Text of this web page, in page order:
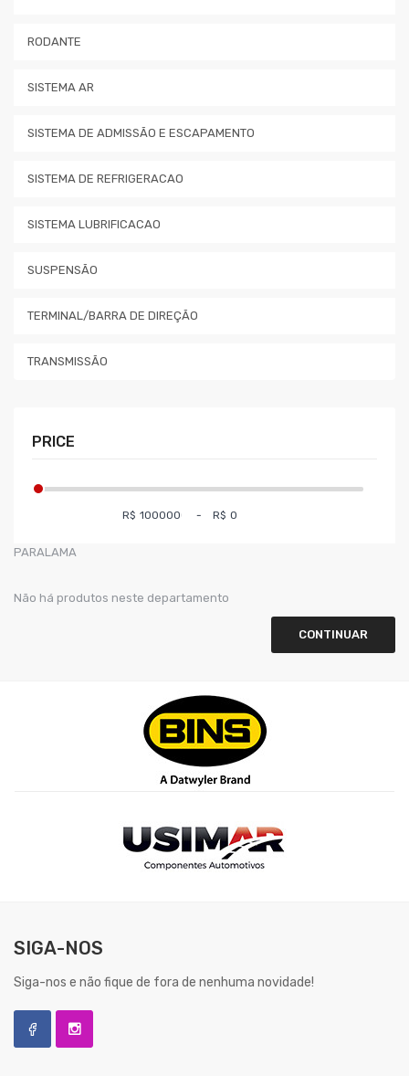
PRICE
R$ - R$
RODANTE
SISTEMA AR
SISTEMA DE ADMISSÃO E ESCAPAMENTO
SISTEMA DE REFRIGERACAO
SISTEMA LUBRIFICACAO
SUSPENSÃO
TERMINAL/BARRA DE DIREÇÃO
TRANSMISSÃO
PARALAMA
Não há produtos neste departamento
CONTINUAR
SIGA-NOS
Siga-nos e não fique de fora de nenhuma novidade!